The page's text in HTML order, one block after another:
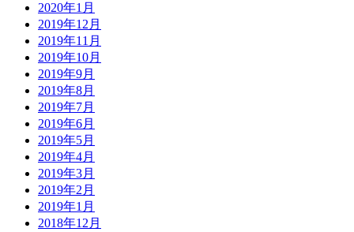
2020年1月
2019年12月
2019年11月
2019年10月
2019年9月
2019年8月
2019年7月
2019年6月
2019年5月
2019年4月
2019年3月
2019年2月
2019年1月
2018年12月